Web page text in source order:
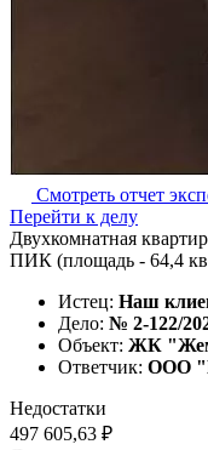
Смотреть отчет
Перейти к делу
Двухкомнатная
ПИК (площадь - 64,4
Истец: Наш
Дело: № 2-122/
Объект: ЖК
Ответчик: ООО
Недостатки
497 605,63 ₽